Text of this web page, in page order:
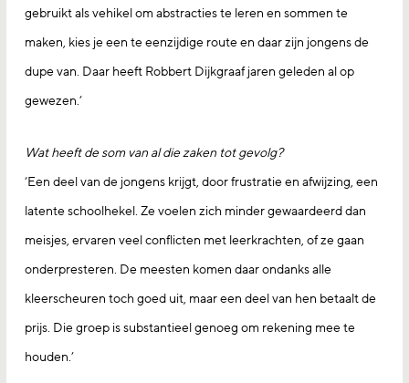
gebruikt als vehikel om abstracties te leren en sommen te
maken, kies je een te eenzijdige route en daar zijn jongens de
dupe van. Daar heeft Robbert Dijkgraaf jaren geleden al op
gewezen.’
Wat heeft de som van al die zaken tot gevolg?
‘Een deel van de jongens krijgt, door frustratie en afwijzing, een
latente schoolhekel. Ze voelen zich minder gewaardeerd dan
meisjes, ervaren veel conflicten met leerkrachten, of ze gaan
onderpresteren. De meesten komen daar ondanks alle
kleerscheuren toch goed uit, maar een deel van hen betaalt de
prijs. Die groep is substantieel genoeg om rekening mee te
houden.’